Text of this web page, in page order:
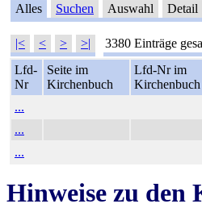
Alles Suchen Auswahl Detail
|< < > >| 3380 Einträge
Lfd-
Nr
Seite im
Kirchenbuch
Lfd-Nr im
Kirchenbuch
...
...
...
Hinweise zu den